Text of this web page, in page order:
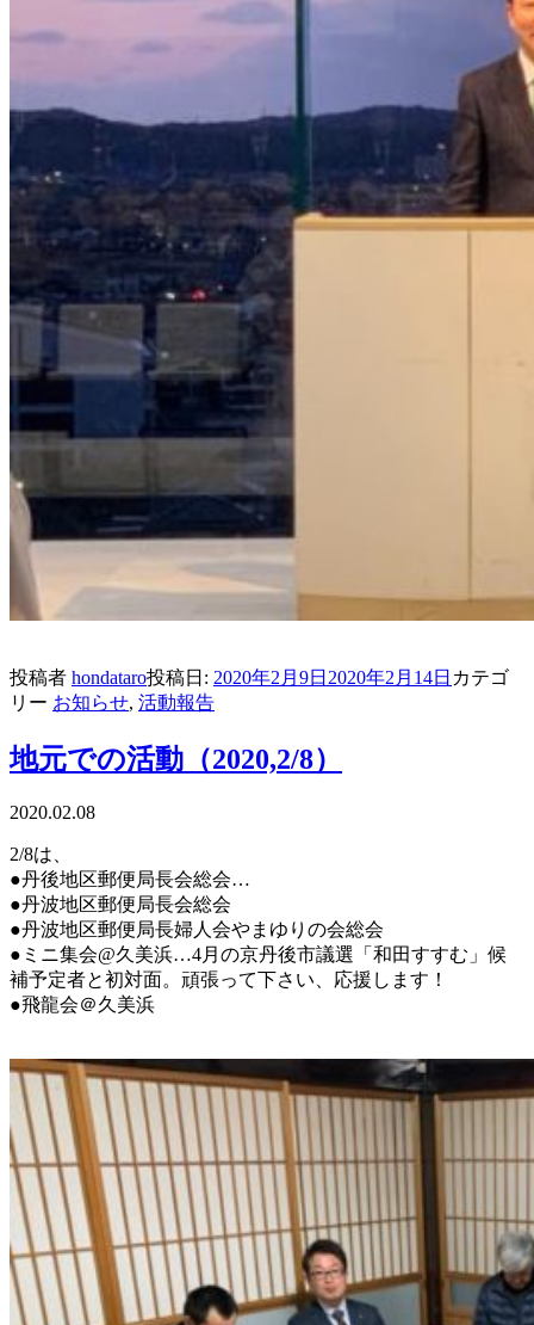
投稿者 hondataro投稿日: 2020年2月9日 2020年2月14日 カテゴ
リー お知らせ, 活動報告
地元での活動（2020,2/8）
2020.02.08
2/8は、
●丹後地区郵便局長会総会…
●丹波地区郵便局長会総会
●丹波地区郵便局長婦人会やまゆりの会総会
●ミニ集会@久美浜…4月の京丹後市議選「和田すすむ」候
補予定者と初対面。頑張って下さい、応援します！
●飛龍会＠久美浜